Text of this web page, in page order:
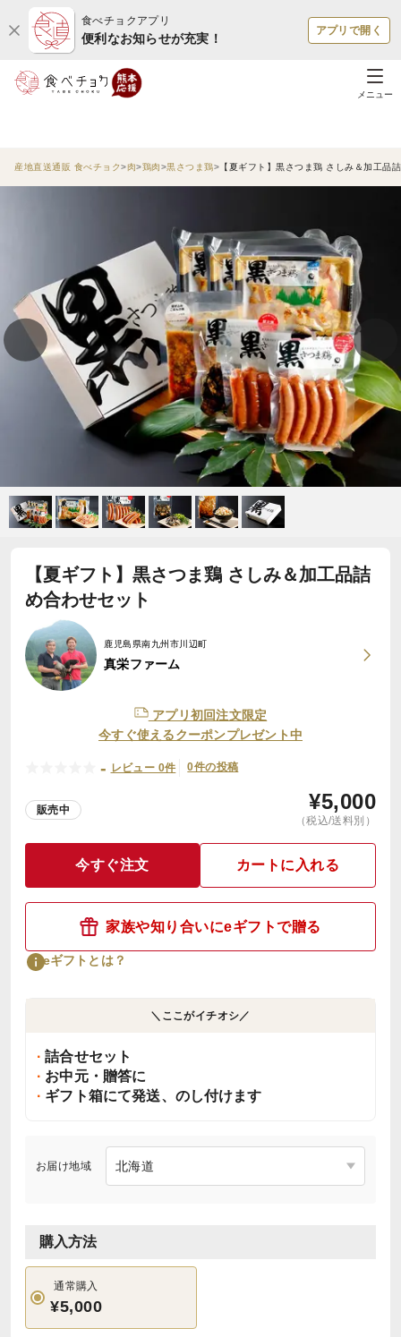
食べチョクアプリ
便利なお知らせが充実！
アプリで開く
メニュー
産地直送通販 食べチョク 肉 鶏肉 黒さつま鶏 【夏ギフト】黒さつま鶏 さしみ＆加工品
【夏ギフト】黒さつま鶏 さしみ＆加工品詰
め合わせセット
鹿児島県南九州市川辺町
真栄ファーム
アプリ初回注文限定
今すぐ使えるクーポンプレゼント中
- レビュー 0件 0件の投稿
販売中 ¥5,000
（税込/送料別）
今すぐ注文 カートに入れる
家族や知り合いにeギフトで贈る
eギフトとは？
＼ここがイチオシ／
詰合せセット
お中元・贈答に
ギフト箱にて発送、のし付けます
お届け地域
購入方法
通常購入
¥5,000